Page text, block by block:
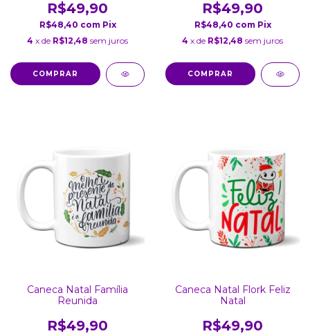
R$49,90
R$48,40 com Pix
4 x de R$12,48 sem juros
COMPRAR
R$49,90
R$48,40 com Pix
4 x de R$12,48 sem juros
COMPRAR
Caneca Natal Família
Reunida
R$49,90
Caneca Natal Flork Feliz
Natal
R$49,90